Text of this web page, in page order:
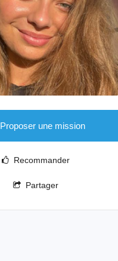
Proposer une mission
Recommander
Partager